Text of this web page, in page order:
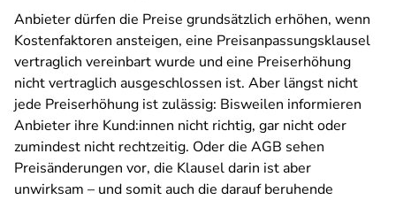
Anbieter dürfen die Preise grundsätzlich erhöhen, wenn
Kostenfaktoren ansteigen, eine Preisanpassungsklausel
vertraglich vereinbart wurde und eine Preiserhöhung
nicht vertraglich ausgeschlossen ist. Aber längst nicht
jede Preiserhöhung ist zulässig: Bisweilen informieren
Anbieter ihre Kund:innen nicht richtig, gar nicht oder
zumindest nicht rechtzeitig. Oder die AGB sehen
Preisänderungen vor, die Klausel darin ist aber
unwirksam – und somit auch die darauf beruhende